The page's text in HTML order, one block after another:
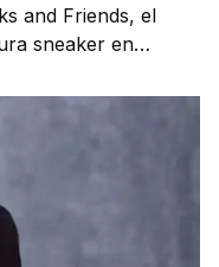
and Friends, el
sneaker en